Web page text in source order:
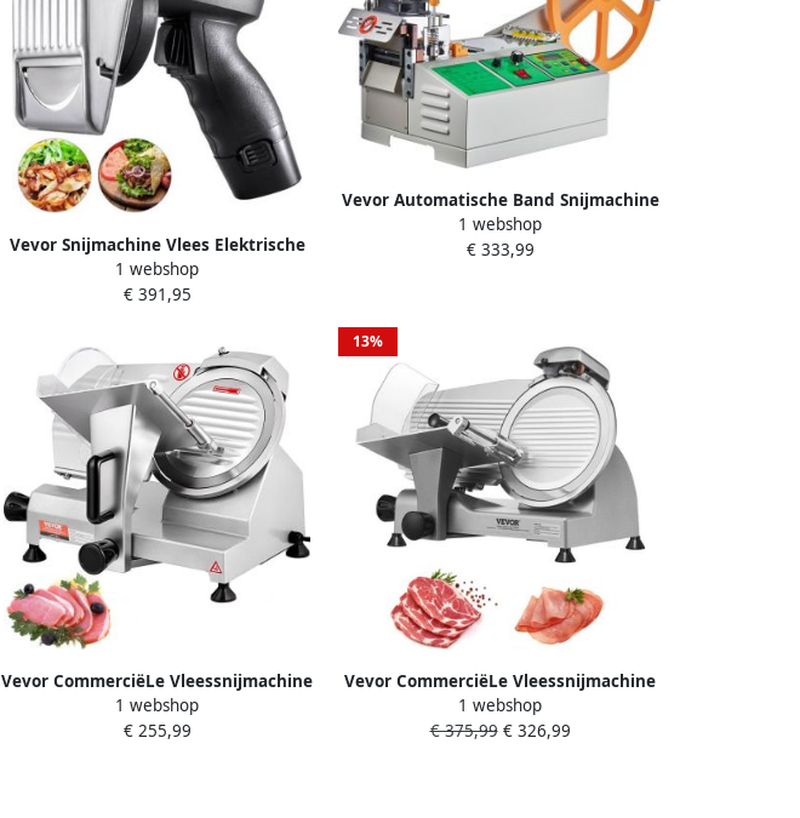
Vevor Snijmachine Vlees Elektrische
Kebabsnijder Vlees Snijder Rvs
Draadloos 2 Bladen 0-8mm Dikte
1 webshop
€ 391,95
Vevor Automatische Band Snijmachine
Warm Koud Tape Snijder Schoenveter
1 webshop
€ 333,99
Vevor CommerciëLe Vleessnijmachine
200w Elektrische Snijmachine
Voedselsnijmachine met 8
1 webshop
€ 255,99
13%
Vevor CommerciëLe Vleessnijmachine
340w Elektrische Snijmachine
Voedselsnijmachine met 10
1 webshop
€ 375,99€ 326,99